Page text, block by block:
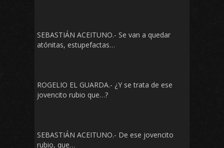
SEBASTIÁN ACEITUNO.- Se van a quedar
atónitas, estupefactas…
ROGELIO EL GUARDA.- ¿Y se trata de ese
jovencito rubio que…?
SEBASTIÁN ACEITUNO.- De ese jovencito
rubio, que…